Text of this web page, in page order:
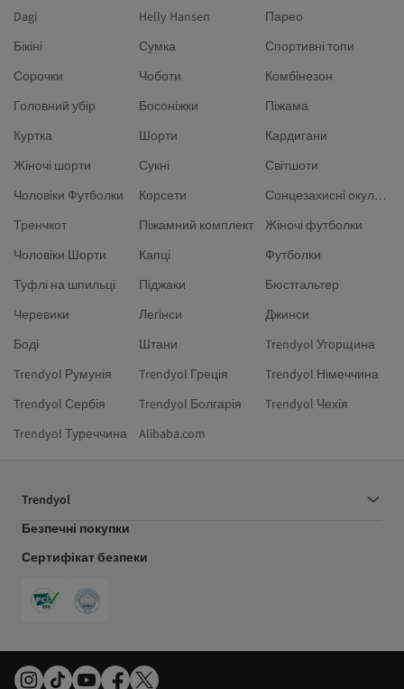
Dagi
Helly Hansen
Парео
Бікіні
Сумка
Спортивні топи
Сорочки
Чоботи
Комбінезон
Головний убір
Босоніжки
Піжама
Куртка
Шорти
Кардигани
Жіночі шорти
Сукні
Світшоти
Чоловіки Футболки
Корсети
Сонцезахисні окуляри
Тренчкот
Піжамний комплект
Жіночі футболки
Чоловіки Шорти
Капці
Футболки
Туфлі на шпильці
Піджаки
Бюстгальтер
Черевики
Легінси
Джинси
Боді
Штани
Trendyol Угорщина
Trendyol Румунія
Trendyol Греція
Trendyol Німеччина
Trendyol Сербія
Trendyol Болгарія
Trendyol Чехія
Trendyol Туреччина
Alibaba.com
Trendyol
Безпечні покупки
Сертифікат безпеки